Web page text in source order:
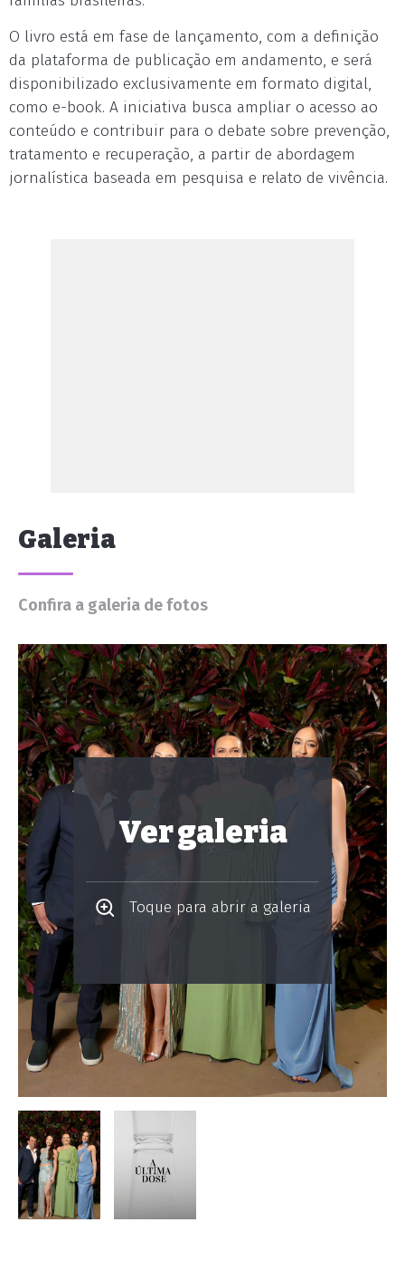
O livro está em fase de lançamento, com a definição
da plataforma de publicação em andamento, e será
disponibilizado exclusivamente em formato digital,
como e-book. A iniciativa busca ampliar o acesso ao
conteúdo e contribuir para o debate sobre prevenção,
tratamento e recuperação, a partir de abordagem
jornalística baseada em pesquisa e relato de vivência.
Galeria
Confira a galeria de fotos
Ver galeria
Toque para abrir a galeria